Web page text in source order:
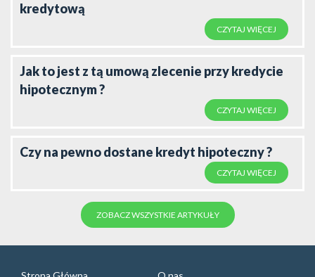
kredytową
CZYTAJ WIĘCEJ
Jak to jest z tą umową zlecenie przy kredycie
hipotecznym ?
CZYTAJ WIĘCEJ
Czy na pewno dostane kredyt hipoteczny ?
CZYTAJ WIĘCEJ
ZOBACZ WSZYSTKIE ARTYKUŁY